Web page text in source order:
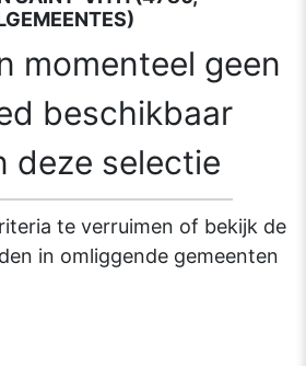
momenteel geen
beschikbaar
deze selectie
te verruimen of bekijk de
in omliggende gemeenten